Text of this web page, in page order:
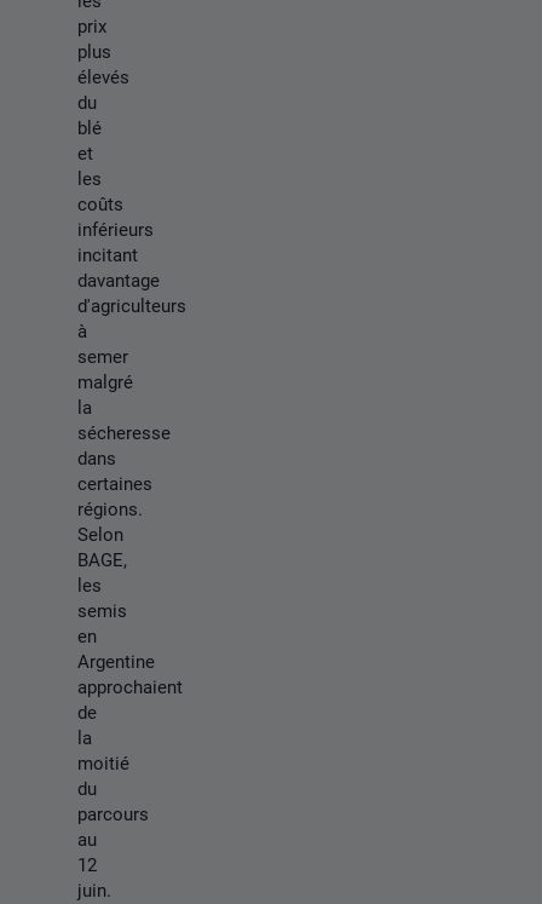
prix
plus
élevés
du
blé
et
les
coûts
inférieurs
incitant
davantage
d'agriculteurs
à
semer
malgré
la
sécheresse
dans
certaines
régions.
Selon
BAGE,
les
semis
en
Argentine
approchaient
de
la
moitié
du
parcours
au
12
juin.